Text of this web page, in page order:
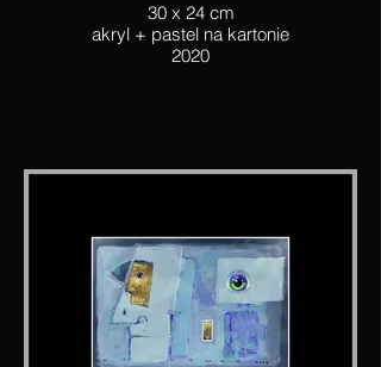
30 x 24 cm
akryl + pastel na kartonie
2020